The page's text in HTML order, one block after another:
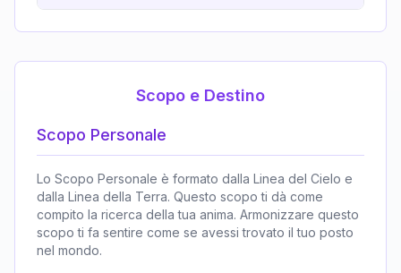
Scopo e Destino
Scopo Personale
Lo Scopo Personale è formato dalla Linea del Cielo e
dalla Linea della Terra. Questo scopo ti dà come
compito la ricerca della tua anima. Armonizzare questo
scopo ti fa sentire come se avessi trovato il tuo posto
nel mondo.